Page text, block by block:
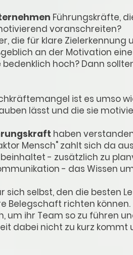
Führungskräfte,
voranschreiten?
die für klare
an der Motivation
hoch? Dann
ist es umso
lässt und die sie
haben
Mensch" zahlt sich da
- zusätzlich zu
- das Wissen
sich selbst, den die besten
Belegschaft richten können.
um ihr Team so zu führen
dabei nicht zu kurz